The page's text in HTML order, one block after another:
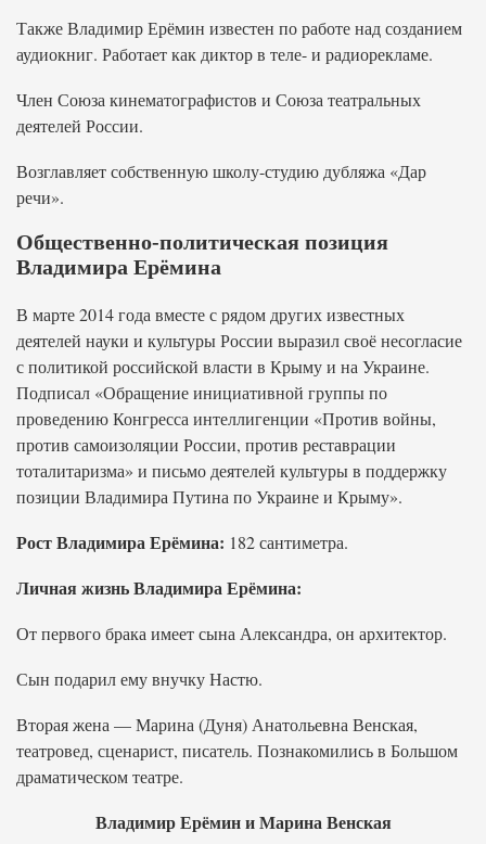
Также Владимир Ерёмин известен по работе над созданием
аудиокниг. Работает как диктор в теле- и радиорекламе.
Член Союза кинематографистов и Союза театральных
деятелей России.
Возглавляет собственную школу-студию дубляжа «Дар
речи».
Общественно-политическая позиция
Владимира Ерёмина
В марте 2014 года вместе с рядом других известных
деятелей науки и культуры России выразил своё несогласие
с политикой российской власти в Крыму и на Украине.
Подписал «Обращение инициативной группы по
проведению Конгресса интеллигенции «Против войны,
против самоизоляции России, против реставрации
тоталитаризма» и письмо деятелей культуры в поддержку
позиции Владимира Путина по Украине и Крыму».
Рост Владимира Ерёмина: 182 сантиметра.
Личная жизнь Владимира Ерёмина:
От первого брака имеет сына Александра, он архитектор.
Сын подарил ему внучку Настю.
Вторая жена — Марина (Дуня) Анатольевна Венская,
театровед, сценарист, писатель. Познакомились в Большом
драматическом театре.
Владимир Ерёмин и Марина Венская